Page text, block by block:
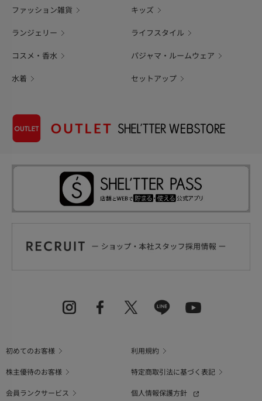
ファッション雑貨 キッズ
ランジェリー ライフスタイル
コスメ・香水 パジャマ・ルームウェア
水着 セットアップ
初めてのお客様
利用規約
株主優待のお客様
特定商取引法に基づく表記
会員ランクサービス
個人情報保護方針